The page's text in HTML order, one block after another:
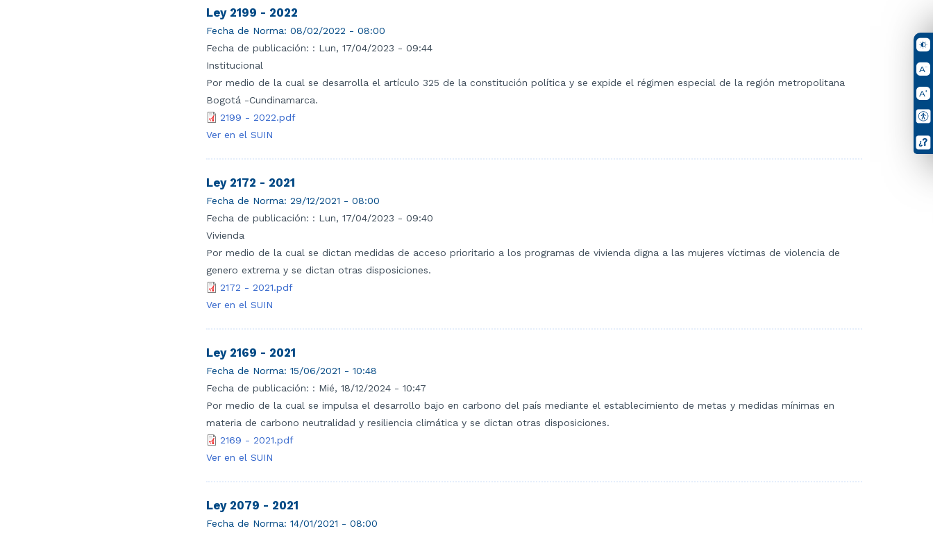
Ley 2199 - 2022
Fecha de Norma: 08/02/2022 - 08:00
Fecha de publicación: : Lun, 17/04/2023 - 09:44
Institucional
Por medio de la cual se desarrolla el artículo 325 de la constitución política y se expide el régimen especial de la región metropolitana
Bogotá -Cundinamarca.
2199 - 2022.pdf
Ver en el SUIN
Ley 2172 - 2021
Fecha de Norma: 29/12/2021 - 08:00
Fecha de publicación: : Lun, 17/04/2023 - 09:40
Vivienda
Por medio de la cual se dictan medidas de acceso prioritario a los programas de vivienda digna a las mujeres víctimas de violencia de
genero extrema y se dictan otras disposiciones.
2172 - 2021.pdf
Ver en el SUIN
Ley 2169 - 2021
Fecha de Norma: 15/06/2021 - 10:48
Fecha de publicación: : Mié, 18/12/2024 - 10:47
Por medio de la cual se impulsa el desarrollo bajo en carbono del país mediante el establecimiento de metas y medidas mínimas en
materia de carbono neutralidad y resiliencia climática y se dictan otras disposiciones.
2169 - 2021.pdf
Ver en el SUIN
Ley 2079 - 2021
Fecha de Norma: 14/01/2021 - 08:00